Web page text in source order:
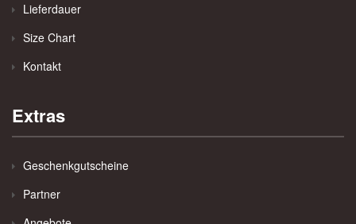
Lieferdauer
Size Chart
Kontakt
Extras
Geschenkgutscheine
Partner